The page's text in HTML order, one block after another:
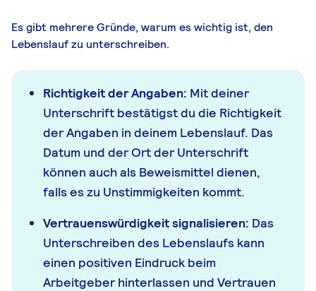
Es gibt mehrere Gründe, warum es wichtig ist, den
Lebenslauf zu unterschreiben.
Richtigkeit der Angaben: Mit deiner
Unterschrift bestätigst du die Richtigkeit
der Angaben in deinem Lebenslauf. Das
Datum und der Ort der Unterschrift
können auch als Beweismittel dienen,
falls es zu Unstimmigkeiten kommt.
Vertrauenswürdigkeit signalisieren: Das
Unterschreiben des Lebenslaufs kann
einen positiven Eindruck beim
Arbeitgeber hinterlassen und Vertrauen